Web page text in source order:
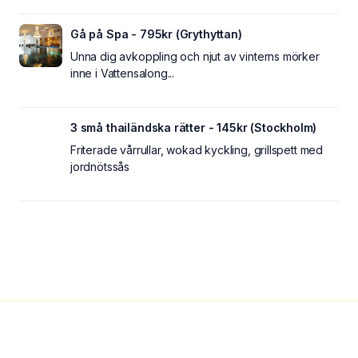
Gå på Spa - 795kr (Grythyttan)
Unna dig avkoppling och njut av vinterns mörker
inne i Vattensalong...
3 små thailändska rätter - 145kr (Stockholm)
Friterade vårrullar, wokad kyckling, grillspett med
jordnötssås